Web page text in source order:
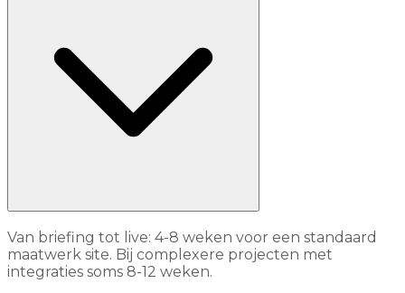
Van briefing tot live: 4-8 weken voor een standaard
maatwerk site. Bij complexere projecten met
integraties soms 8-12 weken.